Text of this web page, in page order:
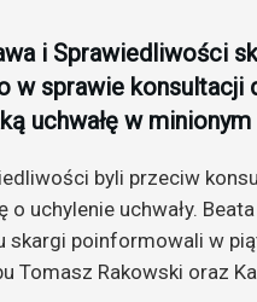
i Sprawiedliwości
w sprawie konsultacji
uchwałę w
byli przeciw
uchylenie uchwały.
skargi poinformowali w
Tomasz Rakowski oraz